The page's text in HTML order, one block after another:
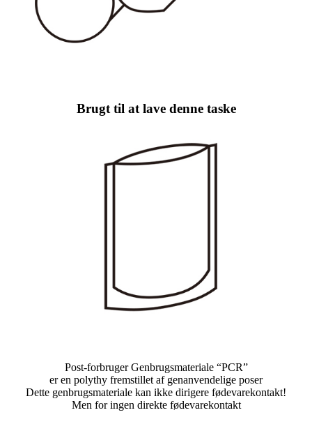
Brugt til at lave denne taske
Post-forbruger Genbrugsmateriale “PCR”
er en polythy fremstillet af genanvendelige poser
Dette genbrugsmateriale kan ikke dirigere fødevarekontakt!
Men for ingen direkte fødevarekontakt